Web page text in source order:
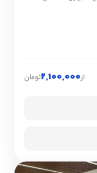
از2,100,000تومان